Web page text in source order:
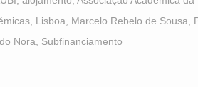
new
window)
new
window)
, Lisboa, Marcelo Rebelo de Sousa,
Nora, Subfinanciamento